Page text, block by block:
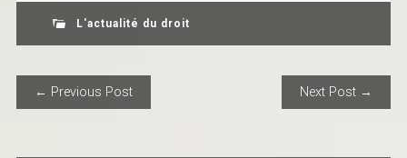
L'actualité du droit
POST NAVIGATION
← Previous Post Next Post →